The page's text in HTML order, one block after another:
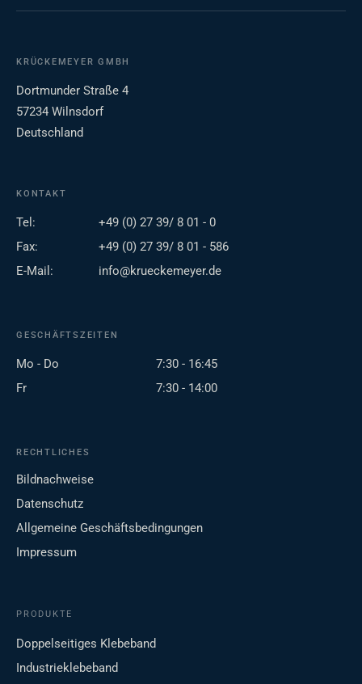
KRÜCKEMEYER GMBH
Dortmunder Straße 4
57234 Wilnsdorf
Deutschland
KONTAKT
Tel:
+49 (0) 27 39/ 8 01 - 0
Fax:
+49 (0) 27 39/ 8 01 - 586
E-Mail:
info@krueckemeyer.de
GESCHÄFTSZEITEN
Mo - Do
7:30 - 16:45
Fr
7:30 - 14:00
RECHTLICHES
Bildnachweise
Datenschutz
Allgemeine Geschäftsbedingungen
Impressum
PRODUKTE
Doppelseitiges Klebeband
Industrieklebeband